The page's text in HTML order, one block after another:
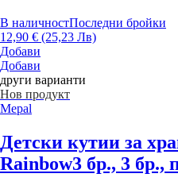
В наличностПоследни бройки
12,90 € (25,23 Лв)
Добави
Добави
други варианти
Нов продукт
Mepal
Детски кутии за
Rainbow3 бр., 3 бр.,